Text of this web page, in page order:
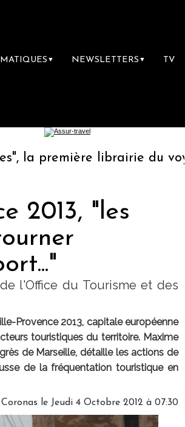
▼ NEWSLETTERS ▼ TV
première librairie du voyage
2013, "les
l'Office du Tourisme et des
Provence 2013, capitale européenne
touristiques du territoire. Maxime
de Marseille, détaille les actions de
de la fréquentation touristique en
le Jeudi 4 Octobre 2012 à 07:30